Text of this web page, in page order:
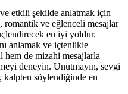
etkili şekilde anlatmak için
romantik ve eğlenceli mesajlar
en iyi yoldur.
anlamak ve içtenlikle
hem de mizahi mesajlarla
deneyin. Unutmayın, sevgi
kalpten söylendiğinde en